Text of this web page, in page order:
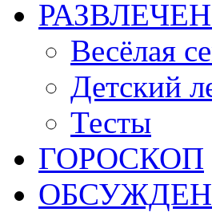
Весёлая
Детский
Тесты
ГОРОСКОП